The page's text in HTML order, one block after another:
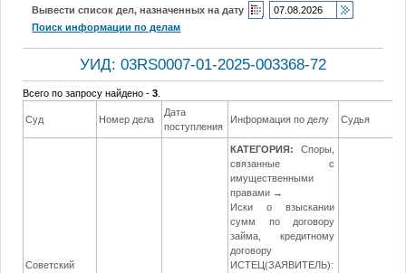
Вывести список дел, назначенных на дату
Поиск информации по делам
УИД: 03RS0007-01-2025-003368-72
Всего по запросу найдено -3
Суд Номер дела
Дата
поступления
Информация по делу Судья
Советский
КАТЕГОРИЯ:
Споры,
связанные с
имущественными
правами →
Иски о взыскании
сумм по договору
займа, кредитному
договору
ИСТЕЦ(ЗАЯВИТЕЛЬ):